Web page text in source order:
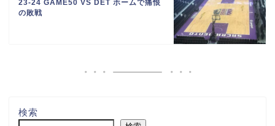
23-24 GAME50 VS DET ホームで痛恨
の敗戦
検索